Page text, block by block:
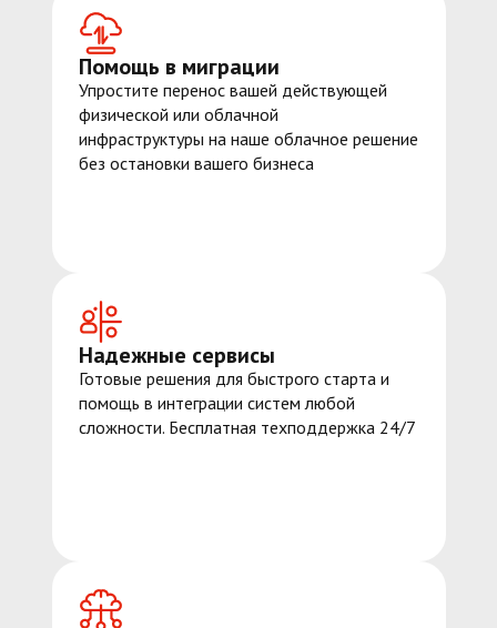
Помощь в миграции
Упростите перенос вашей действующей
физической или облачной
инфраструктуры на наше облачное решение
без остановки вашего бизнеса
Надежные сервисы
Готовые решения для быстрого старта и
помощь в интеграции систем любой
сложности. Бесплатная техподдержка 24/7